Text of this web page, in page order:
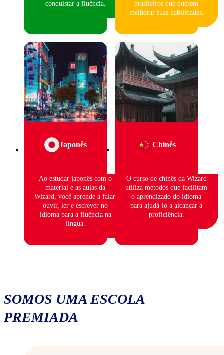
conquistar a fluência.
brasileiros que querem
melhorar suas habilidades.
Japonês
Ao estudar japonês com o
material e as aulas da
Wizard, você aprende a falar,
ouvir, ler e escrever no
idioma para a fluência na
língua.
Chinês
O curso de chinês da Wizard
utiliza métodos que facilitam
o aprendizado do idioma
para ajudá-lo a alcançar a
proficiência.
SOMOS UMA ESCOLA
PREMIADA